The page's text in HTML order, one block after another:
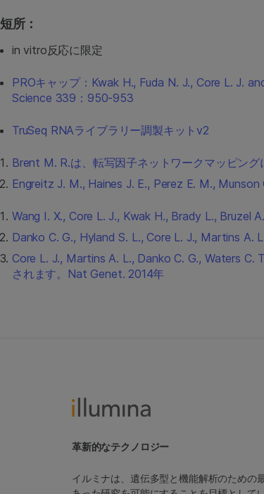
短所：
in vitro反応に限定
PROキャップ：Kwak H., Fuda N. J., Core L. J.
Science 339：950-953
TruSeq RNAライブラリー調製キットv2
Brent M. R.は、転写因子ネットワークマッピン
Engreitz J. M., Haines J. E., Perez E. M.,
Wang I. X., Core L. J., Kwak H., Brady L., Bruzel
Danko C. G., Hyland S. L., Core L. J., Martins A.
Core L. J., Martins A. L., Danko C. G., Waters C.
されます。Nat Genet. 2014年
革新的なテクノロジー
イルミナは、遺伝多型と機能解析のための